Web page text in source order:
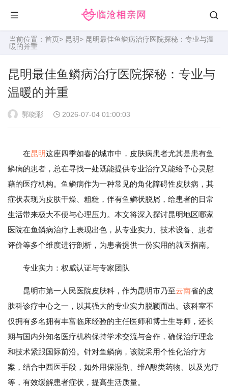
当前位置： 首页> 昆明> 昆明最佳鱼鳞病治疗医院探秘：专业与温
暖的并重
昆明最佳鱼鳞病治疗医院探秘：专业与
温暖的并重
郭晓彩 2026-07-04 01:00:03
在昆明这座四季如春的城市中，皮肤病患者尤其是患有鱼
鳞病的患者，总在寻找一处既能提供专业治疗又能给予心灵慰
藉的医疗机构。鱼鳞病作为一种常见的角化障碍性皮肤病，其
症状表现为皮肤干燥、粗糙，伴有鱼鳞状脱屑，给患者的日常
生活带来极大不便与心理压力。本文将深入探讨昆明地区哪家
医院在鱼鳞病治疗上表现出色，从专业实力、技术设备、患者
评价等多个维度进行剖析，为患者提供一份实用的就医指南。
专业实力：权威认证与专家团队
昆明市第一人民医院皮肤科，作为昆明市乃至云南省的皮
肤科诊疗中心之一，以其强大的专业实力脱颖而出。该科室不
仅拥有多名拥有丰富临床经验的主任医师和博士生导师，还长
期与国内外知名医疗机构保持学术交流与合作，确保治疗理念
和技术紧跟国际前沿。针对鱼鳞病，该院采用个性化治疗方
案，结合中西医手段，如外用保湿剂、维A酸类药物、以及光疗
等，有效缓解患者症状，提高生活质量。